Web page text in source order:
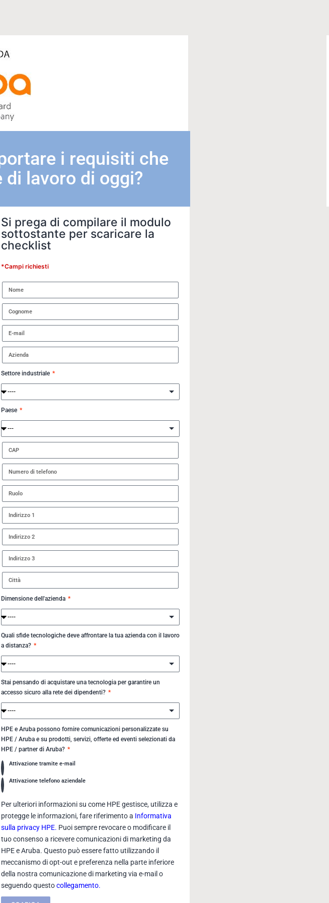
i requisiti che
di lavoro di oggi?
Si prega di compilare il modulo
sottostante per scaricare la
checklist
*Campi richiesti
Settore industriale
Paese
Dimensione dell'azienda
Quali sfide tecnologiche deve affrontare la tua azienda con il lavoro
a distanza?
Stai pensando di acquistare una tecnologia per garantire un
accesso sicuro alla rete dei dipendenti?
HPE e Aruba possono fornire comunicazioni personalizzate su
HPE / Aruba e su prodotti, servizi, offerte ed eventi selezionati da
HPE / partner di Aruba?
Attivazione tramite e-mail
Attivazione telefono aziendale
Per ulteriori informazioni su come HPE gestisce, utilizza e
protegge le informazioni, fare riferimento a Informativa
sulla privacy HPE. Puoi sempre revocare o modificare il
tuo consenso a ricevere comunicazioni di marketing da
HPE e Aruba. Questo può essere fatto utilizzando il
meccanismo di opt-out e preferenza nella parte inferiore
della nostra comunicazione di marketing via e-mail o
seguendo questocollegamento.